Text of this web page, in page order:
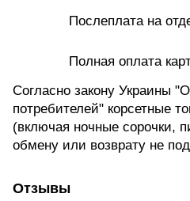
Послеплата на
Полная оплата
Согласно закону Украины
потребителей" корсетные
(включая ночные сорочки,
обмену или возврату не
Отзывы